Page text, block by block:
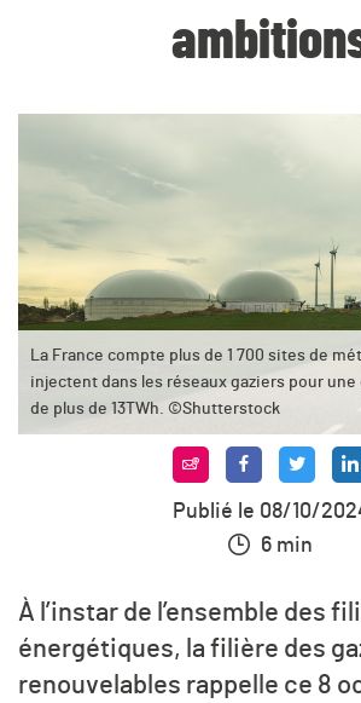
La France compte plus de 1 700 sites de
injectent dans les réseaux gaziers pour
de plus de 13TWh. ©Shutterstock
Publié le 08/10/
6 min
À l’instar de l’ensemble des
énergétiques, la filière des
renouvelables rappelle ce 8